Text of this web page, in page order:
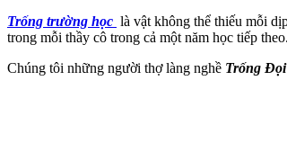
Trống trường học là vật không thể thiếu mỗi
trong mỗi thầy cô trong cả một năm học tiếp theo.
Chúng tôi những người thợ làng nghề Trống